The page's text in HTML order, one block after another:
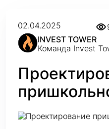
02.04.2025
INVEST TOWER
Команда Invest